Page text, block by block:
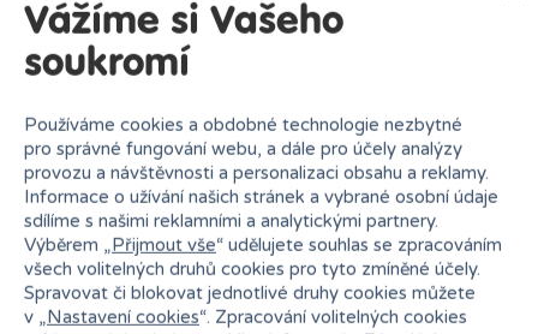
Podobné produkty
Předpokládané doručení domů
Vážíme si Vašeho
soukromí
Používáme cookies a obdobné technologie nezbytné
pro správné fungování webu, a dále pro účely analýzy
provozu a návštěvnosti a personalizaci obsahu a reklamy.
Informace o užívání našich stránek a vybrané osobní údaje
sdílíme s našimi reklamními a analytickými partnery.
Výběrem „Přijmout vše“ udělujete souhlas se zpracováním
všech volitelných druhů cookies pro tyto zmíněné účely.
Spravovat či blokovat jednotlivé druhy cookies můžete
v „Nastavení cookies“. Zpracování volitelných cookies